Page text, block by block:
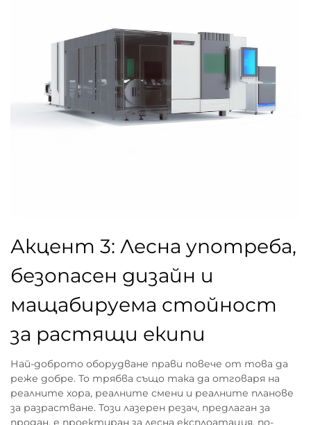
Акцент 3: Лесна употреба,
безопасен дизайн и
мащабируема стойност
за растящи екипи
Най-доброто оборудване прави повече от това да
реже добре. То трябва също така да отговаря на
реалните хора, реалните смени и реалните планове
за разрастване. Този лазерен резач, предлаган за
продан, е проектиран за лесна експлоатация, по-